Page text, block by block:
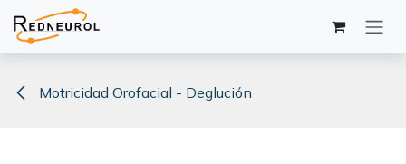
Ir al contenido
Motricidad Orofacial - Deglución